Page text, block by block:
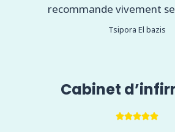
recommande vivement
Tsipora El bazis
Cabinet